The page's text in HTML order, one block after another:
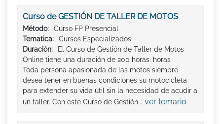
Curso de GESTIÓN DE TALLER DE MOTOS
Método:
Curso FP Presencial
Tematica:
Cursos Especializados
Duración:
El Curso de Gestión de Taller de Motos
Online tiene una duración de 200 horas. horas
Toda persona apasionada de las motos siempre
desea tener en buenas condiciones su motocicleta
para extender su vida útil sin la necesidad de acudir a
un taller. Con este Curso de Gestión... ver temario